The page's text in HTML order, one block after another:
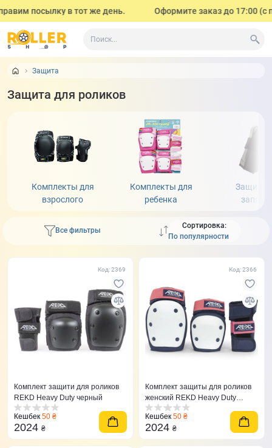
посылку в тот же день. Оформите заказ до 17:00 (с
Защита
Защита для роликoв
Комплекты для
взрослого
Комплекты для
ребенка
Защита
Все фильтры
Сортировка:
Код: 2369
Комплект защити для роликов
REKD Heavy Duty черный
Кешбек 50 ₴
2024 ₴
Код: 2366
Комплект защиты для роликов
женский REKD Heavy Duty
розовый
Кешбек 50 ₴
2024 ₴